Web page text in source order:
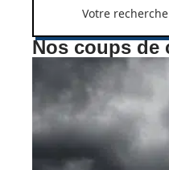
Nos coups de